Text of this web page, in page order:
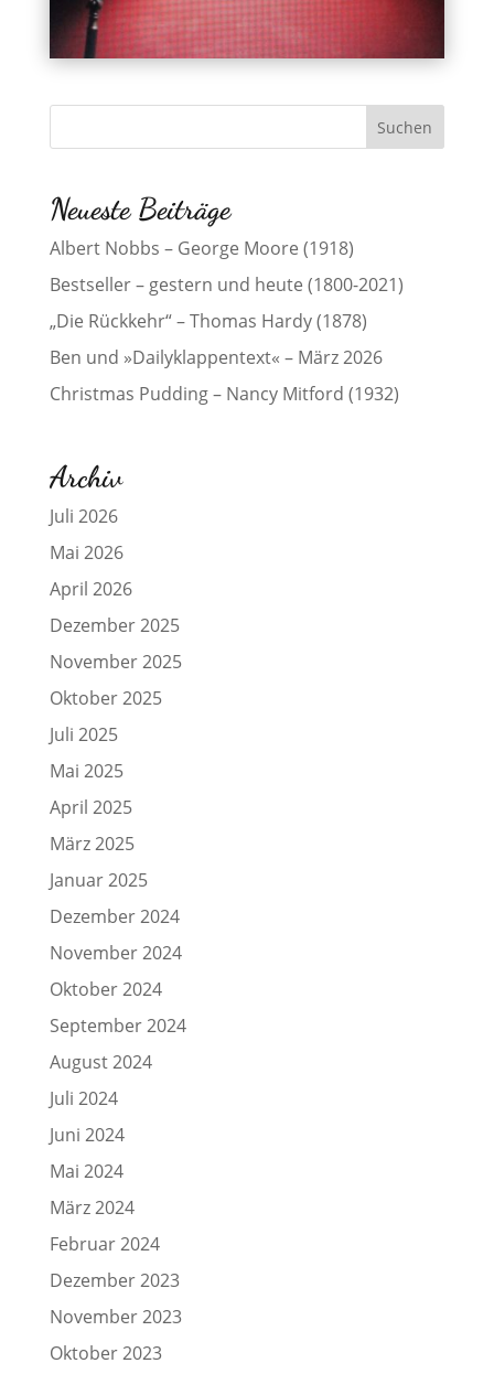
Neueste Beiträge
Albert Nobbs – George Moore (1918)
Bestseller – gestern und heute (1800-2021)
„Die Rückkehr“ – Thomas Hardy (1878)
Ben und »Dailyklappentext« – März 2026
Christmas Pudding – Nancy Mitford (1932)
Archiv
Juli 2026
Mai 2026
April 2026
Dezember 2025
November 2025
Oktober 2025
Juli 2025
Mai 2025
April 2025
März 2025
Januar 2025
Dezember 2024
November 2024
Oktober 2024
September 2024
August 2024
Juli 2024
Juni 2024
Mai 2024
März 2024
Februar 2024
Dezember 2023
November 2023
Oktober 2023